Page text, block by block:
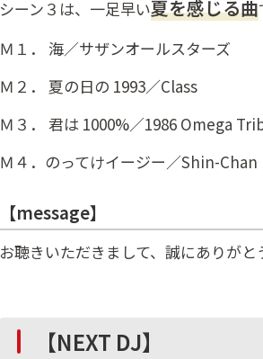
シーン３は、一足早い夏を感じる曲
Ｍ１． 海／サザンオールスターズ
Ｍ２． 夏の日の 1993／Class
Ｍ３． 君は 1000%／1986 Omega
Ｍ４．のってけイージー／Shin-Chan
【message】
お聴きいただきまして、誠にありが
【NEXT DJ】